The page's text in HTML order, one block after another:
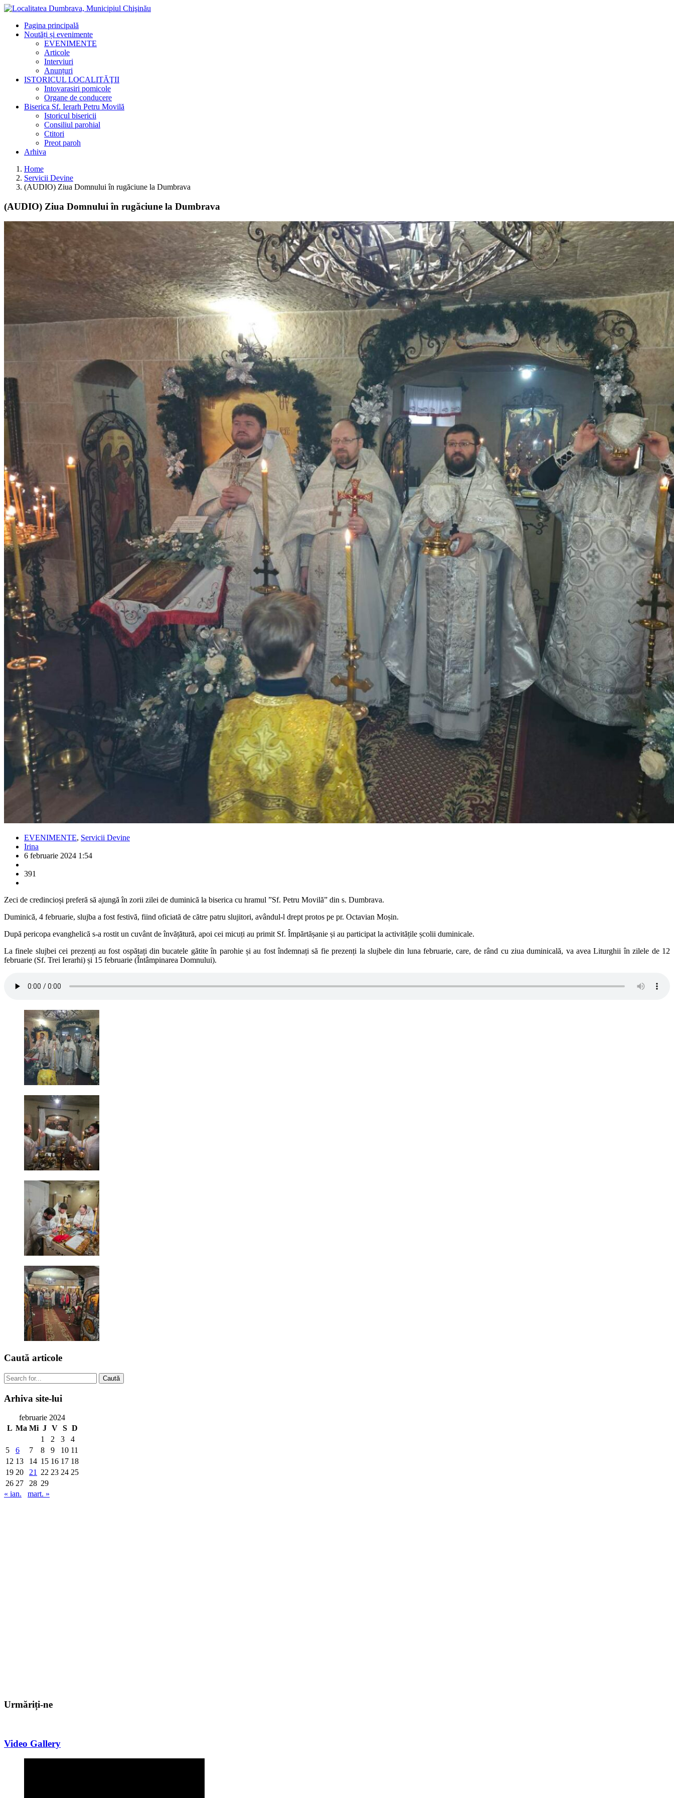
Pagina principală
Noutăți și evenimente
EVENIMENTE
Articole
Interviuri
Anunțuri
ISTORICUL LOCALITĂŢII
Intovarasiri pomicole
Organe de conducere
Biserica Sf. Ierarh Petru Movilă
Istoricul bisericii
Consiliul parohial
Ctitori
Preot paroh
Arhiva
Home
Servicii Devine
(AUDIO) Ziua Domnului în rugăciune la Dumbrava
(AUDIO) Ziua Domnului în rugăciune la Dumbrava
EVENIMENTE, Servicii Devine
Irina
6 februarie 2024 1:54
391
Zeci de credincioși preferă să ajungă în zorii zilei de duminică la biserica cu hramul ”Sf. Petru Movilă” din s. Dumbrava.
Duminică, 4 februarie, slujba a fost festivă, fiind oficiată de către patru slujitori, avândul-l drept protos pe pr. Octavian Moșin.
După pericopa evanghelică s-a rostit un cuvânt de învățătură, apoi cei micuți au primit Sf. Împărtășanie și au participat la activitățile școlii duminicale.
La finele slujbei cei prezenți au fost ospătați din bucatele gătite în parohie și au fost îndemnați să fie prezenți la slujbele din luna februarie, care, de rând cu ziua duminicală, va avea Liturghii în zilele de 12
februarie (Sf. Trei Ierarhi) și 15 februarie (Întâmpinarea Domnului).
Caută articole
Caută
Arhiva site-lui
februarie 2024
L Ma Mi J V S D
1
2 3
4
5
6 7 8 9 10 11
12 13 14 15 16 17 18
19 20 21 22 23 24 25
26 27 28 29
« ian.
mart. »
Urmăriți-ne
Video Gallery